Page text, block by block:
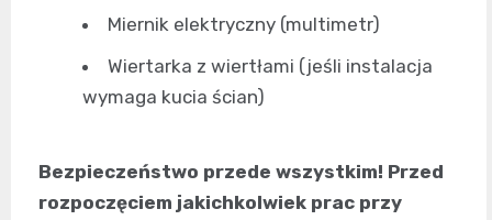
Miernik elektryczny (multimetr)
Wiertarka z wiertłami (jeśli instalacja
wymaga kucia ścian)
Bezpieczeństwo przede wszystkim! Przed
rozpoczęciem jakichkolwiek prac przy